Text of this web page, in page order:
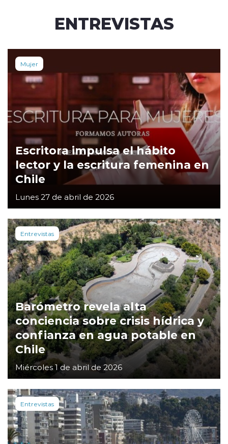
ENTREVISTAS
Mujer
Escritora impulsa el hábito
lector y la escritura femenina en
Chile
Lunes 27 de abril de 2026
Entrevistas
Barómetro revela alta
conciencia sobre crisis hídrica y
confianza en agua potable en
Chile
Miércoles 1 de abril de 2026
Entrevistas